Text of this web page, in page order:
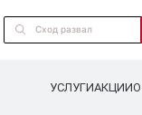
УСЛУГИАКЦИИ